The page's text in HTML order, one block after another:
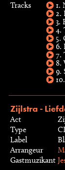
Tracks
1.
2.
3.
4.
5.
6.
7.
8.
9.
Zijlstra -
Act
Type
Label
Arrangeur
Gastmuzikant